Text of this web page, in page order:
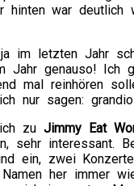
hinten war
im letzten Jahr
Jahr genauso! Ich
mal reinhören
nur sagen:
zu Jimmy Eat
sehr interessant.
ein, zwei
her immer